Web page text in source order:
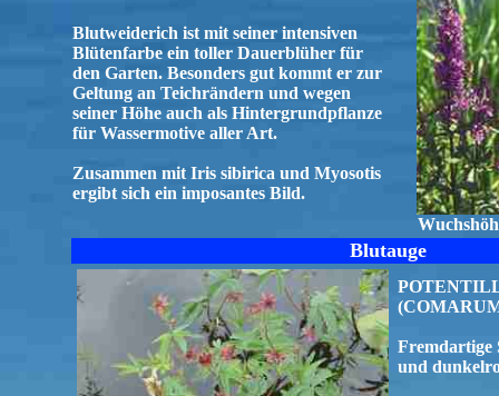
Blutweiderich ist mit seiner intensiven
Blütenfarbe ein toller Dauerblüher für
den Garten. Besonders gut kommt er zur
Geltung an Teichrändern und wegen
seiner Höhe auch als Hintergrundpflanze
für Wassermotive aller Art.
Zusammen mit Iris sibirica und Myosotis
ergibt sich ein imposantes Bild.
Blutauge
Fremdartige
und